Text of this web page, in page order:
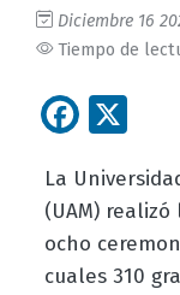
Diciembre 16
Tiempo de
La
(UAM) realizó
ocho
cuales 310